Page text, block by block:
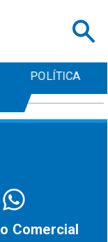
POLÍTICA
Comercial